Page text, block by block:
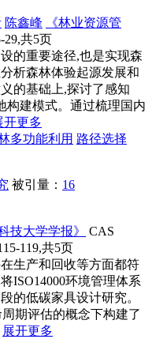
陈鑫峰
《林业资源管
29,共5页
的重要途径,也是实现森
析森林体验起源发展和
的基础上,探讨了感知
构建模式。通过梳理国内
开更多
多功能利用 路径选择
被引量： 16
技大学学报》
CAS
119,共5页
生产和回收等方面都符
ISO14000环境管理体系
的低碳家具设计研究。
期评估的概念下构建了
展开更多